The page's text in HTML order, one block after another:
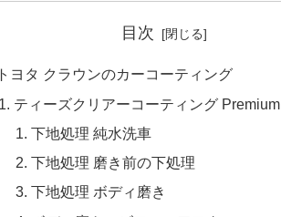
目次
トヨタ クラウンのカーコーティング
ティーズクリアーコーティング Premium
下地処理 純水洗車
下地処理 磨き前の下処理
下地処理 ボディ磨き